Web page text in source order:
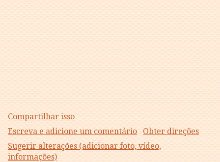
Compartilhar isso
Escreva e adicione um comentário
Obter direções
Sugerir alterações (adicionar foto, vídeo,
informações)